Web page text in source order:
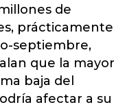
de
prácticamente
septiembre,
que la mayor
baja del
afectar a su